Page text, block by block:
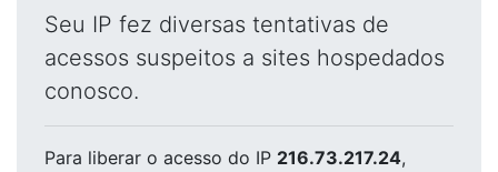
Seu IP fez diversas tentativas de
acessos suspeitos a sites hospedados
conosco.
Para liberar o acesso do IP 216.73.217.24,